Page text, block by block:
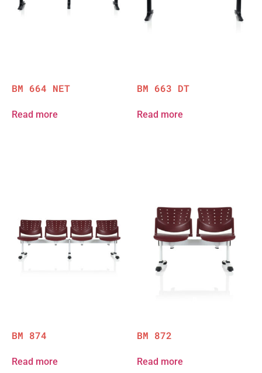
BM 664 NET
Read more
BM 663 DT
Read more
BM 874
Read more
BM 872
Read more